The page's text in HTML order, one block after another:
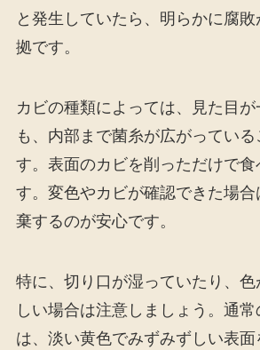
と発生していたら、明らかに腐
拠です。
カビの種類によっては、見た目
も、内部まで菌糸が広がっている
す。表面のカビを削っただけで
す。変色やカビが確認できた場
棄するのが安心です。
特に、切り口が湿っていたり、
しい場合は注意しましょう。通
は、淡い黄色でみずみずしい表